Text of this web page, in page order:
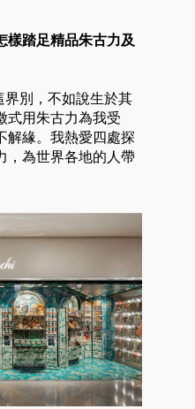
樣踏足精品朱古力及
界別，不如說生於其
式用朱古力為我受
解緣。我熱愛四處探
，為世界各地的人帶